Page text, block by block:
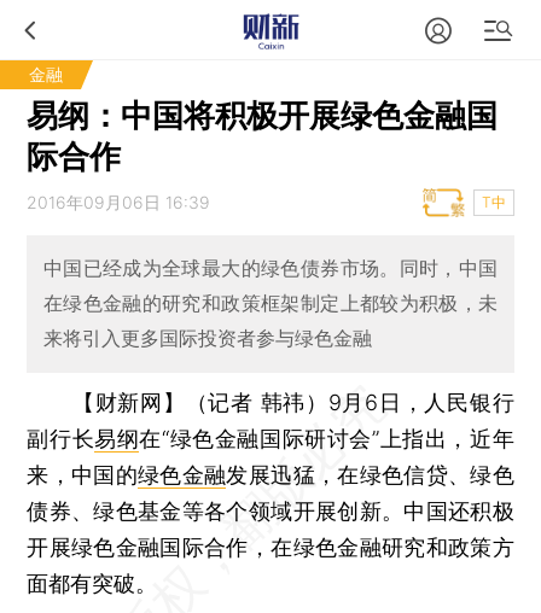
金融
易纲：中国将积极开展绿色金融国
际合作
2016年09月06日 16:39 T中
中国已经成为全球最大的绿色债券市场。同时，中国
在绿色金融的研究和政策框架制定上都较为积极，未
来将引入更多国际投资者参与绿色金融
【财新网】（记者 韩祎） 9月6日，人民银行
副行长易纲在“绿色金融国际研讨会”上指出，近年
来，中国的绿色金融发展迅猛，在绿色信贷、绿色
债券、绿色基金等各个领域开展创新。中国还积极
开展绿色金融国际合作，在绿色金融研究和政策方
面都有突破。